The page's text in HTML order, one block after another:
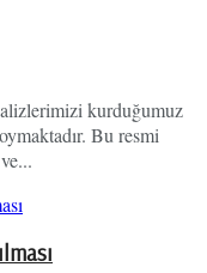
kurduğumuz
Bu resmi